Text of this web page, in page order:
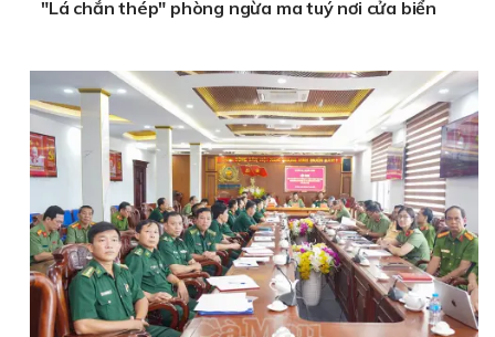
"Lá chắn thép" phòng ngừa ma tuý nơi cửa biển